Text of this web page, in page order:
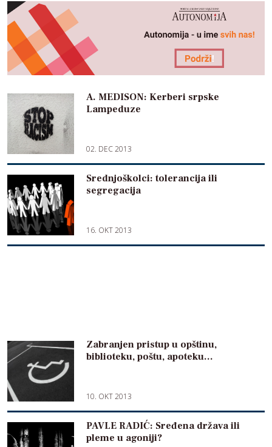
A. MEDISON: Kerberi srpske
Lampeduze
02. DEC 2013
Srednjoškolci: tolerancija ili
segregacija
16. OKT 2013
Zabranjen pristup u opštinu,
biblioteku, poštu, apoteku…
10. OKT 2013
PAVLE RADIĆ: Sređena država ili
pleme u agoniji?